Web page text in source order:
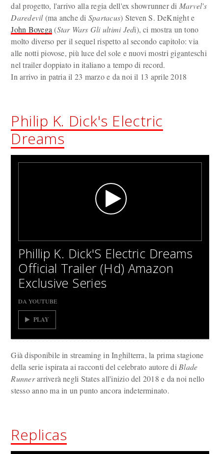
dal progetto, l'arrivo alla regia dell'ex showrunner di Marvel's
Daredevil(ma anche di Spartacus) Steven S. DeKnight e
John Boyega (Star Wars Gli ultimi Jedi), ci mostra un tono
molto diverso per il sequel rispetto al secondo capitolo: via
alle notti piovose, più luce del sole e nuovi mostri giganteschi
nel trailer doppiato in italiano a tempo di record.
In arrivo in patria il 23 marzo e da noi il 13 aprile 2018
Philip K. Dick's Electric
Dreams
Phillip K. Dick'S Electric Dreams
Official Trailer (Hd) Amazon
Exclusive Series
DA YOUTUBE
PLAY
Già disponibile in streaming in Inghilterra, la prima stagione
della serie ispirata ai racconti del celebrato autore di Blade
Runnerarriverà negli States all'inizio del 2018 e da noi nello
stesso anno ma in un punto ancora indeterminato.
Replicas